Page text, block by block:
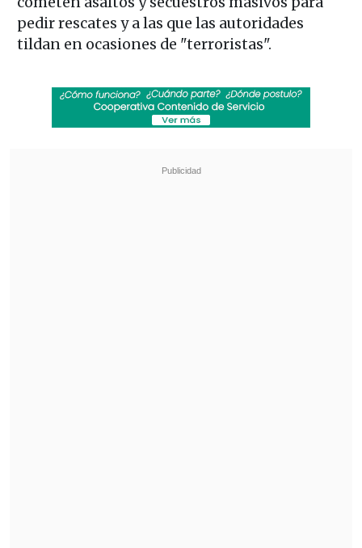
pedir rescates y a las que las autoridades
tildan en ocasiones de "terroristas".